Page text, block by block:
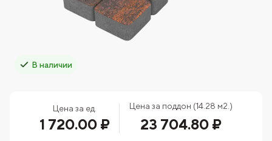
В наличии
Цена за ед.
1 720.00 ₽
Цена за поддон (14.28 м2.)
23 704.80 ₽